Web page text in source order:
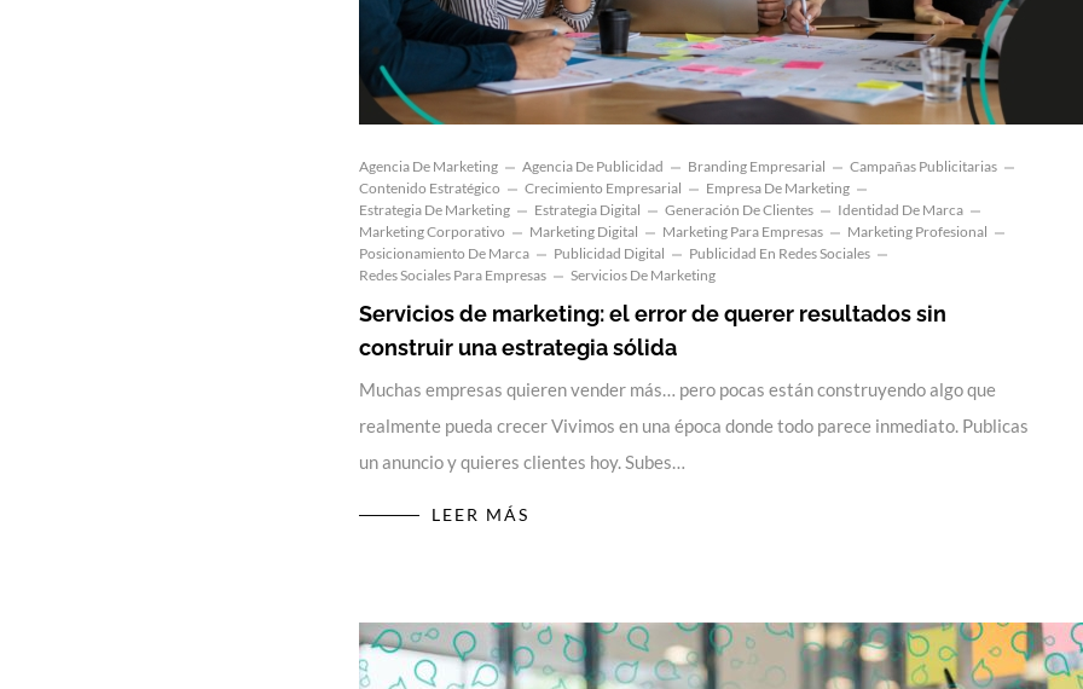
Agencia De Marketing Agencia De Publicidad Branding Empresarial
Campañas Publicitarias
Contenido Estratégico
Crecimiento Empresarial
Empresa De Marketing
Estrategia De Marketing
Estrategia Digital Generación De Clientes
Identidad De Marca
Marketing Corporativo
Marketing Digital Marketing Para Empresas
Marketing Profesional
Posicionamiento De Marca
Publicidad Digital
Publicidad En Redes Sociales
Redes Sociales Para Empresas
Servicios De Marketing
Servicios de marketing: el error de querer resultados sin
construir una estrategia sólida
Muchas empresas quieren vender más… pero pocas están construyendo algo que
realmente pueda crecer Vivimos en una época donde todo parece inmediato. Publicas
un anuncio y quieres clientes hoy. Subes…
LEER MÁS